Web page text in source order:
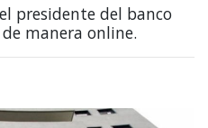
presidente del banco
manera online.